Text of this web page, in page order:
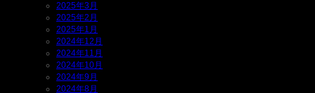
2025年3月
2025年2月
2025年1月
2024年12月
2024年11月
2024年10月
2024年9月
2024年8月